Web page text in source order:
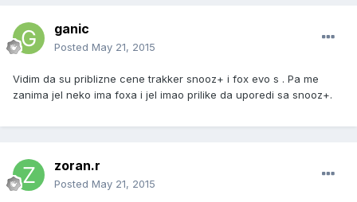
ganic
Posted May 21, 2015
Vidim da su priblizne cene trakker snooz+ i fox evo s . Pa me
zanima jel neko ima foxa i jel imao prilike da uporedi sa snooz+.
zoran.r
Posted May 21, 2015